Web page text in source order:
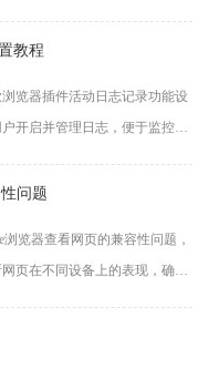
教程
览器插件活动日志记录功能设
开启并管理日志，便于监控插
问题
浏览器查看网页的兼容性问题，
页在不同设备上的表现，确保